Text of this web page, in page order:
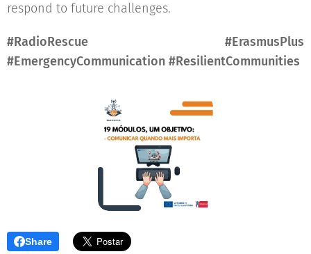
respond to future challenges.
#RadioRescue #ErasmusPlus
#EmergencyCommunication #ResilientCommunities
Share